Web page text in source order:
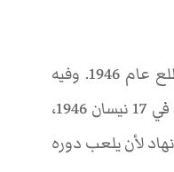
، مطلع عام 1946. وفيه
، في 17 نيسان 1946،
لأن يلعب دوره